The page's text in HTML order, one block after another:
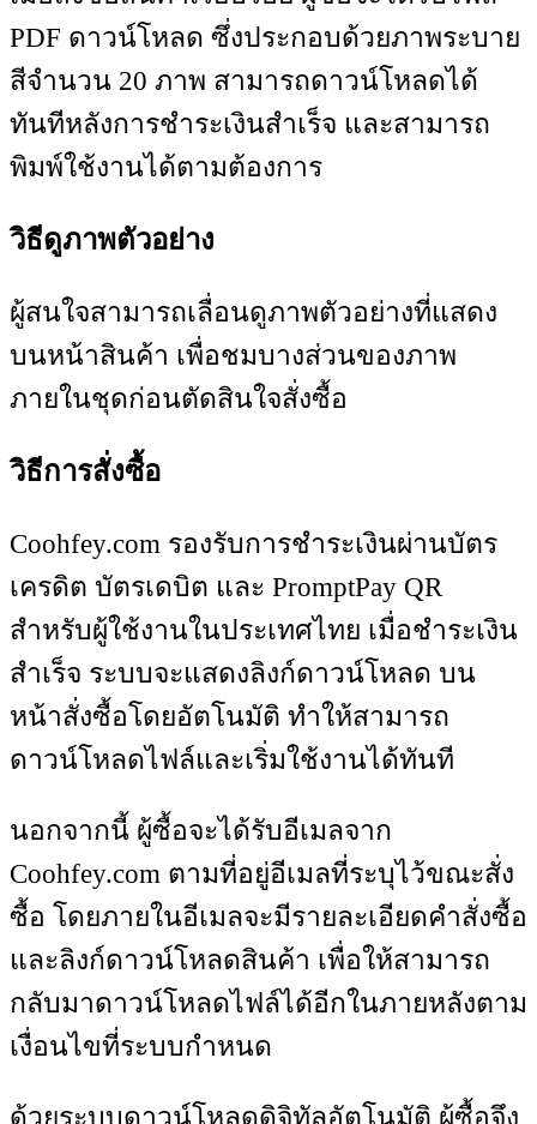
PDF ดาวน์โหลด ซึ่งประกอบด้วยภาพระบาย
สีจำนวน 20 ภาพ สามารถดาวน์โหลดได้
ทันทีหลังการชำระเงินสำเร็จ และสามารถ
พิมพ์ใช้งานได้ตามต้องการ
วิธีดูภาพตัวอย่าง
ผู้สนใจสามารถเลื่อนดูภาพตัวอย่างที่แสดง
บนหน้าสินค้า เพื่อชมบางส่วนของภาพ
ภายในชุดก่อนตัดสินใจสั่งซื้อ
วิธีการสั่งซื้อ
Coohfey.com รองรับการชำระเงินผ่านบัตร
เครดิต บัตรเดบิต และ PromptPay QR
สำหรับผู้ใช้งานในประเทศไทย เมื่อชำระเงิน
สำเร็จ ระบบจะแสดงลิงก์ดาวน์โหลด บน
หน้าสั่งซื้อโดยอัตโนมัติ ทำให้สามารถ
ดาวน์โหลดไฟล์และเริ่มใช้งานได้ทันที
นอกจากนี้ ผู้ซื้อจะได้รับอีเมลจาก
Coohfey.com ตามที่อยู่อีเมลที่ระบุไว้ขณะสั่ง
ซื้อ โดยภายในอีเมลจะมีรายละเอียดคำสั่งซื้อ
และลิงก์ดาวน์โหลดสินค้า เพื่อให้สามารถ
กลับมาดาวน์โหลดไฟล์ได้อีกในภายหลังตาม
เงื่อนไขที่ระบบกำหนด
ด้วยระบบดาวน์โหลดดิจิทัลอัตโนมัติ ผู้ซื้อจึง